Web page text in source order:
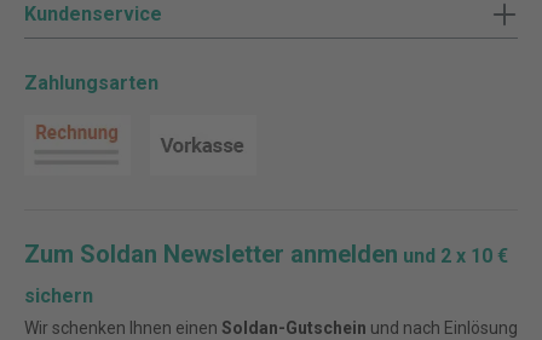
Kundenservice
Zahlungsarten
Zum Soldan Newsletter anmelden und 2 x 10 €
sichern
Wir schenken Ihnen einen Soldan-Gutschein und nach Einlösung